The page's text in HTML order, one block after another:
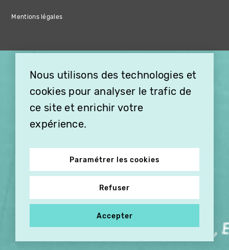
Mentions légales
Nous utilisons des technologies et
cookies pour analyser le trafic de
ce site et enrichir votre
expérience.
Paramétrer les cookies
Refuser
Accepter
OFFREZ LA VIDÉO EN
CADEAU, ABONNEZ VOS
PROCHES À VITHÈQUE !